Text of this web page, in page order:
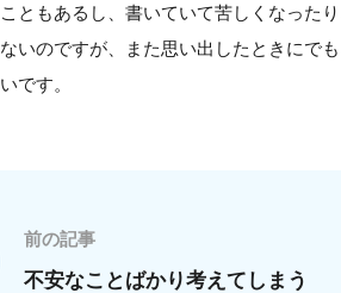
こともあるし、書いていて苦しくなった
ないのですが、また思い出したときにで
いです。
前の記事
不安なことばかり考えてしまう